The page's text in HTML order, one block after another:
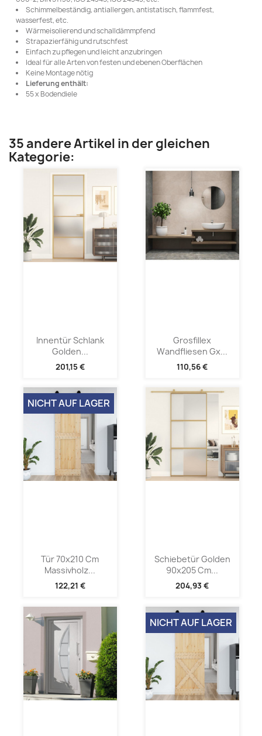
Schimmelbeständig, antiallergen, antistatisch, flammfest,
wasserfest, etc.
Wärmeisolierend und schalldämmpfend
Strapazierfähig und rutschfest
Einfach zu pflegen und leicht anzubringen
Ideal für alle Arten von festen und ebenen Oberflächen
Keine Montage nötig
Lieferung enthält:
55 x Bodendiele
35 andere Artikel in der gleichen
Kategorie:
Innentür Schlank
Golden...
201,15 €
Grosfillex
Wandfliesen Gx...
110,56 €
Tür 70x210 Cm
Massivholz...
122,21 €
NICHT AUF LAGER
Schiebetür Golden
90x205 Cm...
204,93 €
NICHT AUF LAGER